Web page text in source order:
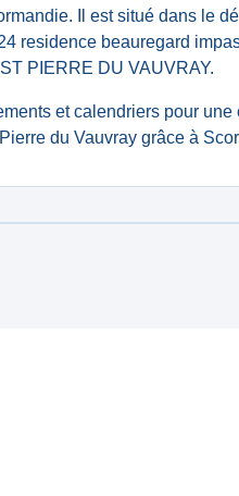
Il est situé dans le
residence beauregard
PIERRE DU VAUVRAY.
et calendriers pour une
du Vauvray grâce à